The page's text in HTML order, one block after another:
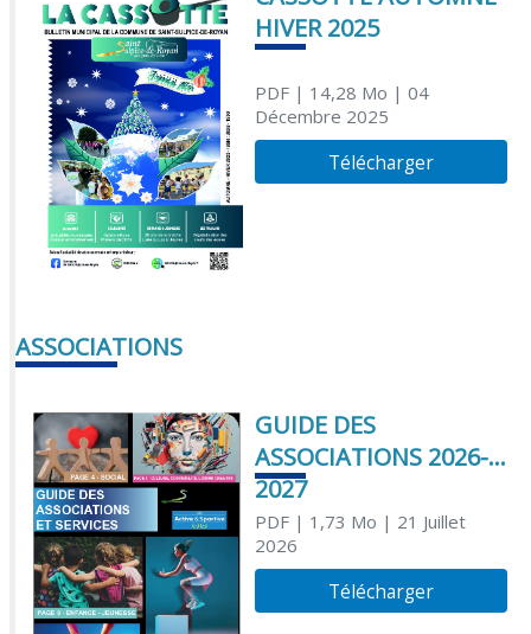
HIVER 2025
PDF| 14,28 Mo | 04
Décembre 2025
Télécharger
ASSOCIATIONS
GUIDE DES
ASSOCIATIONS 2026-
2027
PDF| 1,73 Mo | 21 Juillet
2026
Télécharger